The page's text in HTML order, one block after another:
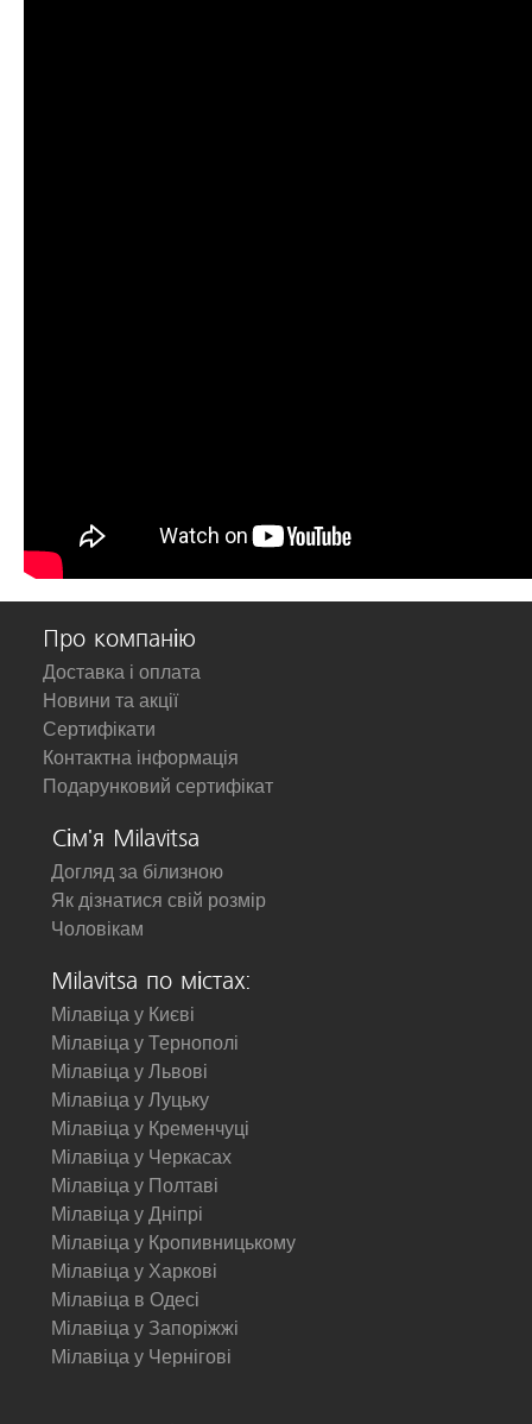
Про компанію
Доставка і оплата
Новини та акції
Сертифікати
Контактна інформація
Подарунковий сертифікат
Сім'я Milavitsa
Догляд за білизною
Як дізнатися свій розмір
Чоловікам
Milavitsa по містах:
Мілавіца у Києві
Мілавіца у Тернополі
Мілавіца у Львові
Мілавіца у Луцьку
Мілавіца у Кременчуці
Мілавіца у Черкасах
Мілавіца у Полтаві
Мілавіца у Дніпрі
Мілавіца у Кропивницькому
Мілавіца у Харкові
Мілавіца в Одесі
Мілавіца у Запоріжжі
Мілавіца у Чернігові